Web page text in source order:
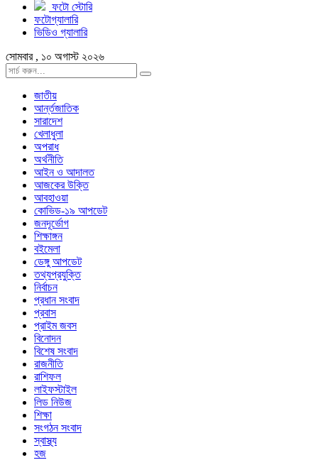
ফটো স্টোরি
ফটোগ্যালারি
ভিডিও গ্যালারি
সোমবার , ১০ অগাস্ট ২০২৬
জাতীয়
আর্ন্তজাতিক
সারাদেশ
খেলাধুলা
অপরাধ
অর্থনীতি
আইন ও আদালত
আজকের উক্তি
আবহাওয়া
কোভিড-১৯ আপডেট
জনদূর্ভোগ
শিক্ষাঙ্গন
বইমেলা
ডেঙ্গু আপডেট
তথ্যপ্রযুক্তি
নির্বাচন
প্রধান সংবাদ
প্রবাস
প্রাইম জবস
বিনোদন
বিশেষ সংবাদ
রাজনীতি
রাশিফল
লাইফস্টাইল
লিড নিউজ
শিক্ষা
সংগঠন সংবাদ
স্বাস্থ্য
হজ